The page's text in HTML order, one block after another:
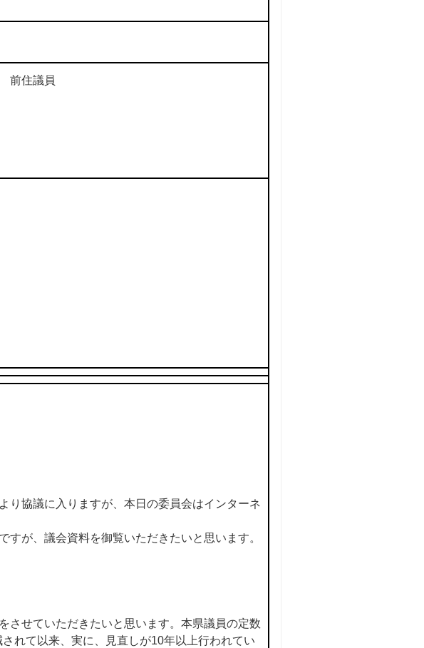
住議員
り協議に入りますが、本日の委員会はインターネ
が、議会資料を御覧いただきたいと思います。
させていただきたいと思います。本県議員の定数
れて以来、実に、見直しが10年以上行われてい